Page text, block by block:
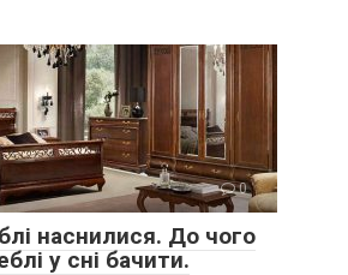
0
наснилися. До чого
у сні бачити.